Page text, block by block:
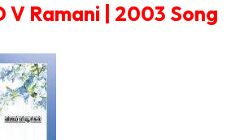
Ramani | 2003 Song